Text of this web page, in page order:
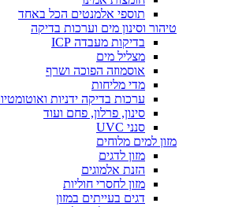
תוספי אלמנטים הכל באחד
טיהור וסינון מים וערכות בדיקה
בדיקות מעבדה ICP
מצליל מים
אוסמוזה הפוכה ושרף
מדי מליחות
ערכות בדיקה ידניות
סינון, פרלון, פחם ועוד
סנני UVC
מזון למים מלוחים
מזון לדגים
הזנת אלמוגים
מזון לחסרי חוליות
דגים בעייתים במזון